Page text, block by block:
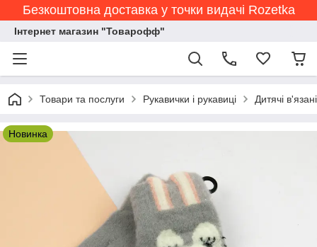
Безкоштовна доставка у точки видачі Rozetka
Інтернет магазин "Товарофф"
Товари та послуги Рукавички і рукавиці Дитячі
Новинка